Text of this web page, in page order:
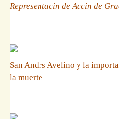
Representacin de Accin de
San Andrs Avelino y la
la muerte